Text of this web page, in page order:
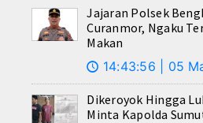
Jajaran Polsek
Curanmor, Ngaku
Makan
🕔 14:43:56 | 05
Dikeroyok Hingga
Minta Kapolda